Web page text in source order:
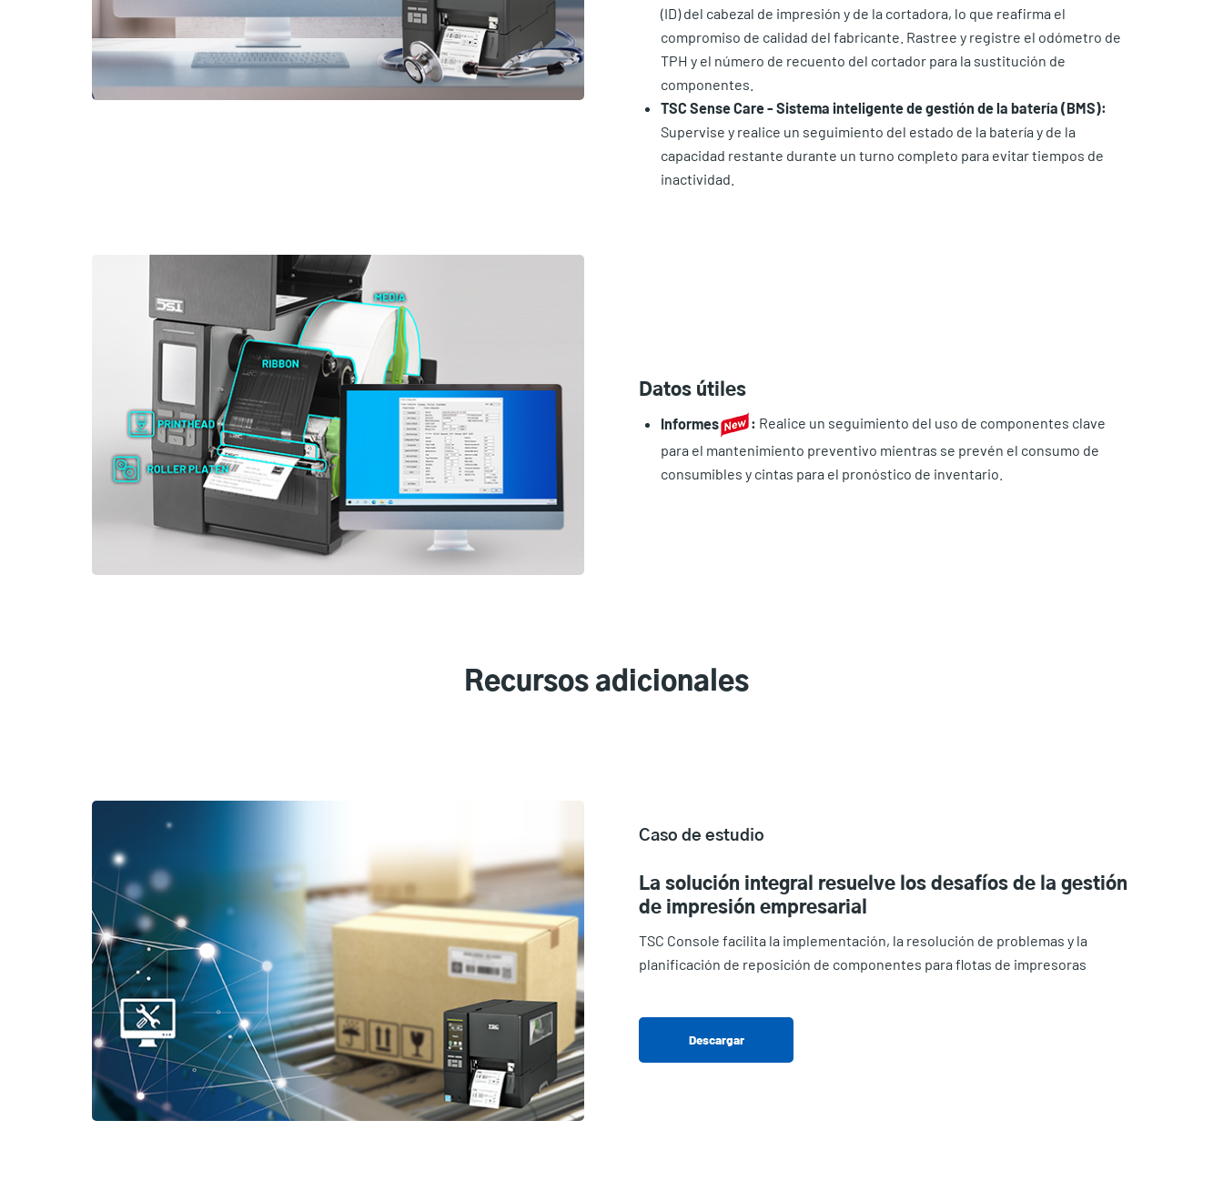
(ID) del cabezal de impresión y de la cortadora, lo que reafirma el
compromiso de calidad del fabricante. Rastree y registre el odómetro de
TPH y el número de recuento del cortador para la sustitución de
componentes.
TSC Sense Care - Sistema inteligente de gestión de la batería (BMS):
Supervise y realice un seguimiento del estado de la batería y de la
capacidad restante durante un turno completo para evitar tiempos de
inactividad.
Datos útiles
Informes : Realice un seguimiento del uso de componentes clave
para el mantenimiento preventivo mientras se prevén el consumo de
consumibles y cintas para el pronóstico de inventario.
Recursos adicionales
Caso de estudio
La solución integral resuelve los desafíos de la gestión
de impresión empresarial
TSC Console facilita la implementación, la resolución de problemas y la
planificación de reposición de componentes para flotas de impresoras
Descargar